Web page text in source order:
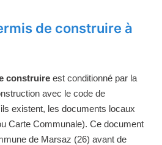
de construire à
construire est conditionné par la
avec le code de
existent, les documents locaux
Carte Communale). Ce document
de Marsaz (26) avant de